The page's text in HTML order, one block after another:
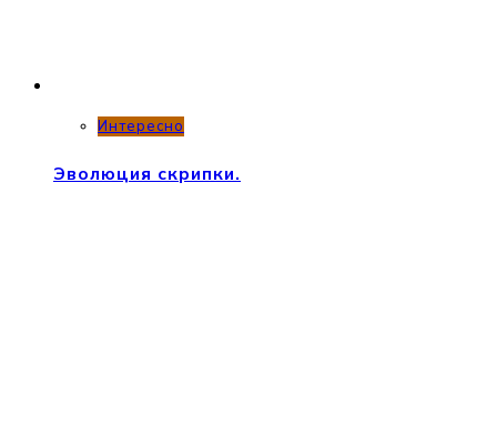
Интересно
Эволюция скрипки.